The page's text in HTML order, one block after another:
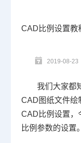
CAD比例设置教
2019-08-23
我们大家都
CAD 图纸文件
CAD 比例设置，
比例参数的设置。